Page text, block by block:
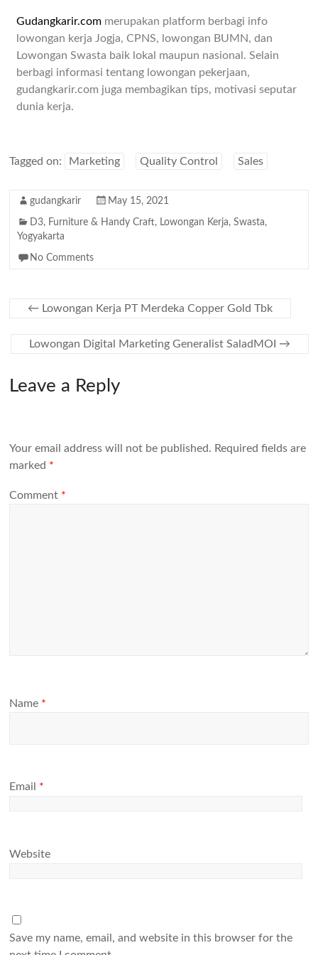
Gudangkarir.com merupakan platform berbagi info
lowongan kerja Jogja, CPNS, lowongan BUMN, dan
Lowongan Swasta baik lokal maupun nasional. Selain
berbagi informasi tentang lowongan pekerjaan,
gudangkarir.com juga membagikan tips, motivasi seputar
dunia kerja.
Tagged on: Marketing Quality Control Sales
gudangkarir May 15, 2021
D3, Furniture & Handy Craft, Lowongan Kerja,Swasta,
Yogyakarta
No Comments
← Lowongan Kerja PT Merdeka Copper Gold Tbk
Lowongan Digital Marketing Generalist SaladMOI →
Leave a Reply
Your email address will not be published. Required fields are
marked *
Comment *
Name *
Email *
Website
Save my name, email, and website in this browser for the